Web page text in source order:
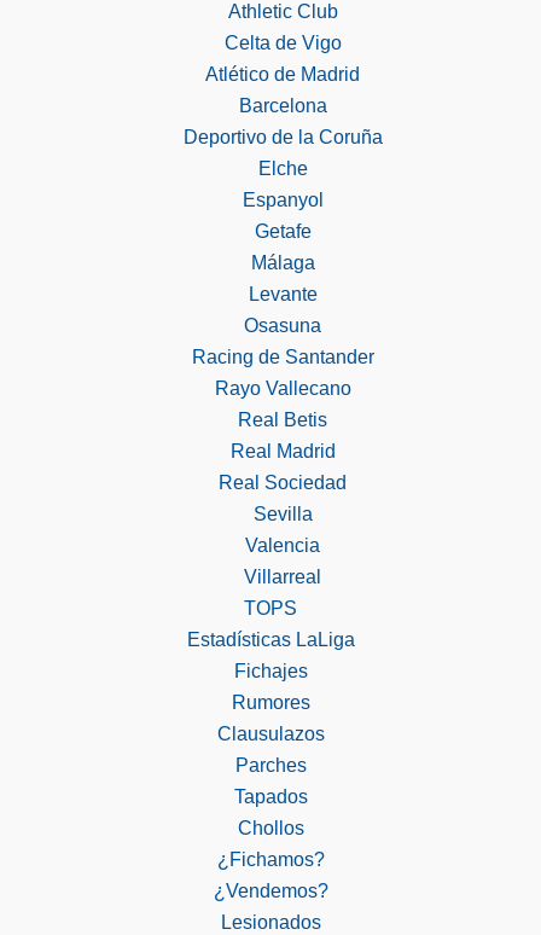
Athletic Club
Celta de Vigo
Atlético de Madrid
Barcelona
Deportivo de la Coruña
Elche
Espanyol
Getafe
Málaga
Levante
Osasuna
Racing de Santander
Rayo Vallecano
Real Betis
Real Madrid
Real Sociedad
Sevilla
Valencia
Villarreal
TOPS
Estadísticas LaLiga
Fichajes
Rumores
Clausulazos
Parches
Tapados
Chollos
¿Fichamos?
¿Vendemos?
Lesionados